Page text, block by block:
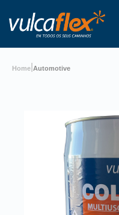
Home Automotive